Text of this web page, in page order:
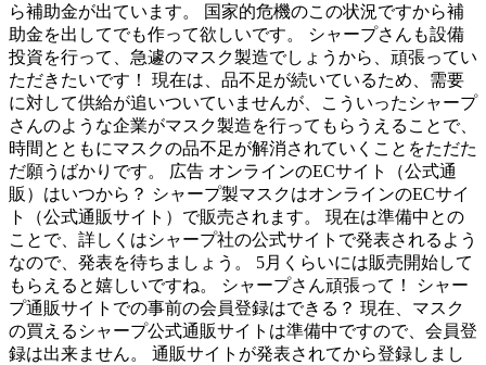
ら補助金が出ています。 国家的危機のこの状況ですから補
助金を出してでも作って欲しいです。 シャープさんも設備
投資を行って、急遽のマスク製造でしょうから、頑張ってい
ただきたいです！ 現在は、品不足が続いているため、需要
に対して供給が追いついていませんが、こういったシャープ
さんのような企業がマスク製造を行ってもらうえることで、
時間とともにマスクの品不足が解消されていくことをただた
だ願うばかりです。 広告 オンラインのECサイト（公式通
販）はいつから？ シャープ製マスクはオンラインのECサイ
ト（公式通販サイト）で販売されます。 現在は準備中との
ことで、詳しくはシャープ社の公式サイトで発表されるよう
なので、発表を待ちましょう。 5月くらいには販売開始して
もらえると嬉しいですね。 シャープさん頑張って！ シャー
プ通販サイトでの事前の会員登録はできる？ 現在、マスク
の買えるシャープ公式通販サイトは準備中ですので、会員登
録は出来ません。 通販サイトが発表されてから登録しまし